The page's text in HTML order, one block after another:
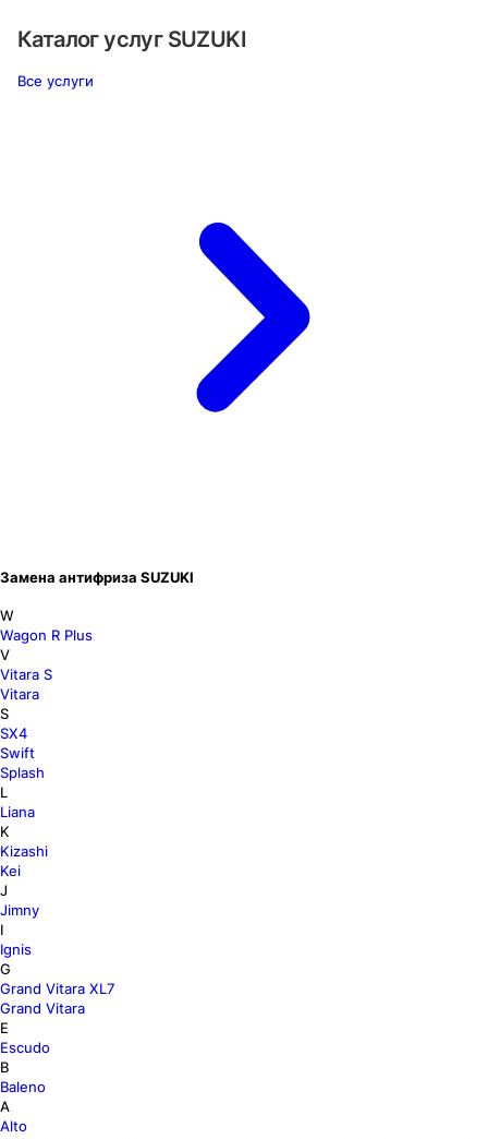
Каталог услуг SUZUKI
Все услуги
Замена антифриза SUZUKI
W
Wagon R Plus
V
Vitara S
Vitara
S
SX4
Swift
Splash
L
Liana
K
Kizashi
Kei
J
Jimny
I
Ignis
G
Grand Vitara XL7
Grand Vitara
E
Escudo
B
Baleno
A
Alto